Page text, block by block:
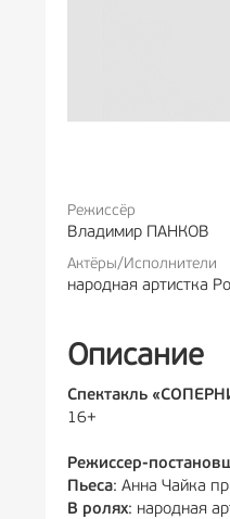
Режиссёр
Владимир ПАНКОВ
Актёры/Исполнители
народная артистка
Описание
Спектакль
16+
Режиссер-
Пьеса: Анна Чайка
В ролях: народная